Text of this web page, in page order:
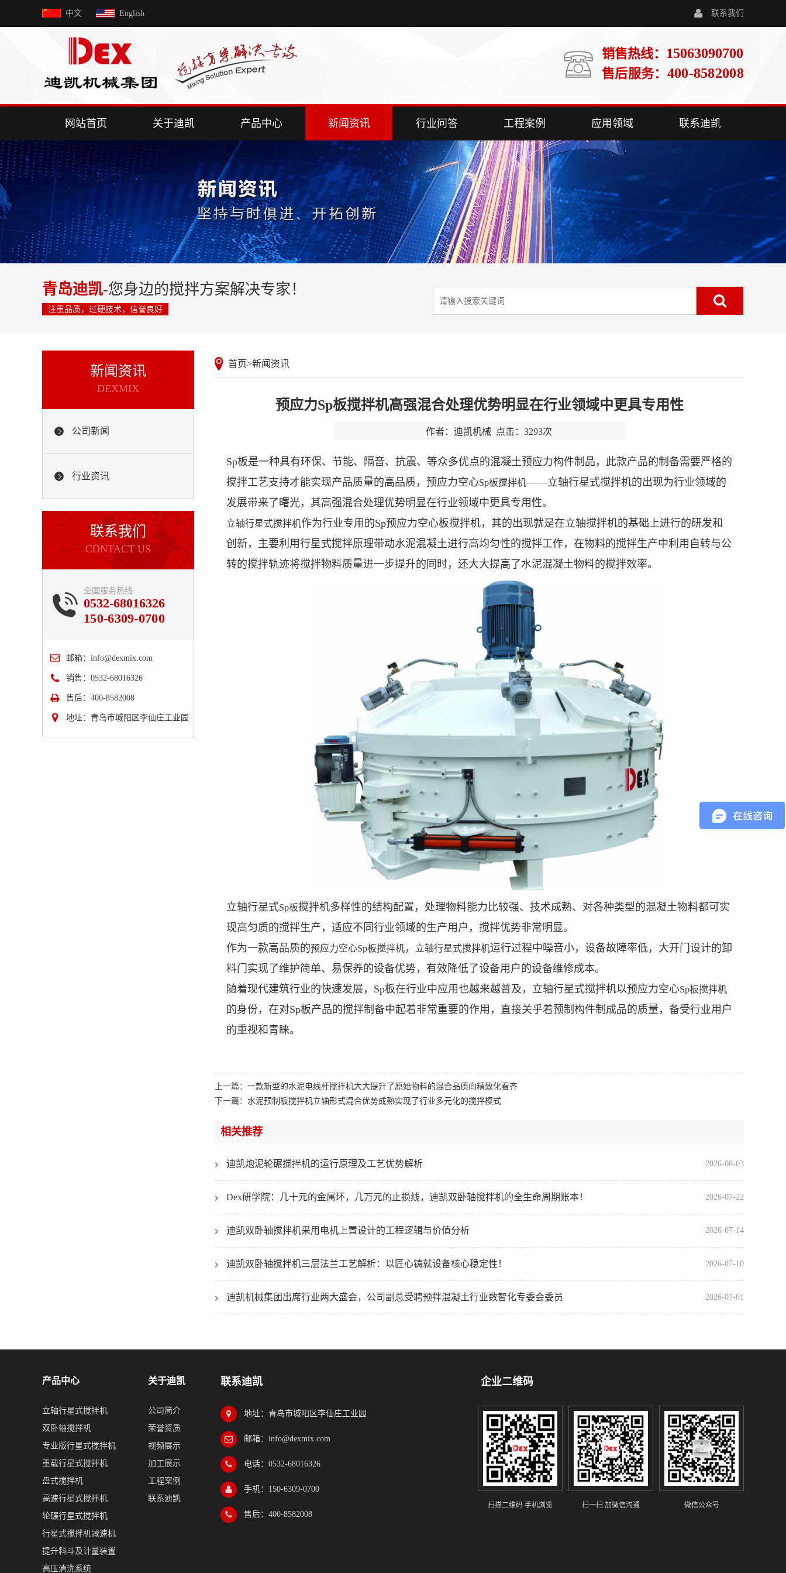
中文 English 联系我们
销售热线： 15063090700
售后服务： 400-8582008
网站首页 关于迪凯 产品中心 新闻资讯 行业问答 工程案例 应用领域 联系迪凯
青岛迪凯-您身边的搅拌方案解决专家！
注重品质，过硬技术，信誉良好
新闻资讯
DEXMIX
公司新闻
行业资讯
联系我们
CONTACT US
全国服务热线
0532-68016326
150-6309-0700
邮箱： info@dexmix.com
销售：0532-68016326
售后：400-8582008
地址：青岛市城阳区李仙庄工业园
首页>新闻资讯
预应力Sp板搅拌机高强混合处理优势明显在行业领域中更具专用性
作者：迪凯机械 点击：3293次
Sp板是一种具有环保、节能、隔音、抗震、等众多优点的混凝土预应力构件制品，此款产品的制备需要严格的
搅拌工艺支持才能实现产品质量的高品质，预应力空心Sp板搅拌机——立轴行星式搅拌机的出现为行业领域的
发展带来了曙光，其高强混合处理优势明显在行业领域中更具专用性。
立轴行星式搅拌机作为行业专用的Sp预应力空心板搅拌机，其的出现就是在立轴搅拌机的基础上进行的研发和
创新，主要利用行星式搅拌原理带动水泥混凝土进行高均匀性的搅拌工作，在物料的搅拌生产中利用自转与公
转的搅拌轨迹将搅拌物料质量进一步提升的同时，还大大提高了水泥混凝土物料的搅拌效率。
立轴行星式Sp板搅拌机多样性的结构配置，处理物料能力比较强、技术成熟、对各种类型的混凝土物料都可实
现高匀质的搅拌生产，适应不同行业领域的生产用户，搅拌优势非常明显。
作为一款高品质的预应力空心Sp板搅拌机， 立轴行星式搅拌机运行过程中噪音小，设备故障率低，大开门设计的卸
料门实现了维护简单、易保养的设备优势，有效降低了设备用户的设备维修成本。
随着现代建筑行业的快速发展，Sp板在行业中应用也越来越普及，立轴行星式搅拌机以预应力空心Sp板搅拌机
的身份，在对Sp板产品的搅拌制备中起着非常重要的作用，直接关乎着预制构件制成品的质量，备受行业用户
的重视和青睐。
上一篇： 一款新型的水泥电线杆搅拌机大大提升了原始物料的混合品质向精致化看齐
下一篇： 水泥预制板搅拌机立轴形式混合优势成熟实现了行业多元化的搅拌模式
相关推荐
2026-08-03
迪凯炮泥轮碾搅拌机的运行原理及工艺优势解析
2026-07-22
Dex研学院：几十元的金属环，几万元的止损线，迪凯双卧轴搅拌机的全生命周期账本！
2026-07-14
迪凯双卧轴搅拌机采用电机上置设计的工程逻辑与价值分析
2026-07-10
迪凯双卧轴搅拌机三层法兰工艺解析：以匠心铸就设备核心稳定性！
2026-07-01
迪凯机械集团出席行业两大盛会，公司副总受聘预拌混凝土行业数智化专委会委员
产品中心
立轴行星式搅拌机
双卧轴搅拌机
专业版行星式搅拌机
重载行星式搅拌机
盘式搅拌机
高速行星式搅拌机
轮碾行星式搅拌机
行星式搅拌机减速机
提升料斗及计量装置
高压清洗系统
关于迪凯
公司简介
荣誉资质
视频展示
加工展示
工程案例
联系迪凯
联系迪凯
地址：青岛市城阳区李仙庄工业园
邮箱：info@dexmix.com
电话：0532-68016326
手机：150-6309-0700
售后：400-8582008
企业二维码
扫描二维码 手机浏览 扫一扫 加微信沟通 微信公众号